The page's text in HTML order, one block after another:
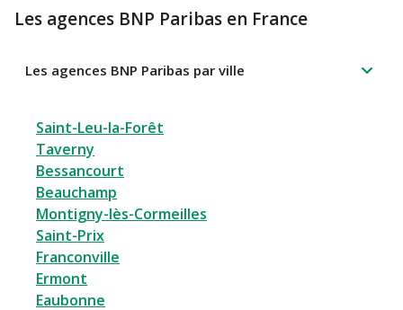
Les agences BNP Paribas en France
Les agences BNP Paribas par ville
Saint-Leu-la-Forêt
Taverny
Bessancourt
Beauchamp
Montigny-lès-Cormeilles
Saint-Prix
Franconville
Ermont
Eaubonne